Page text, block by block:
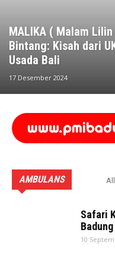
MALIKA ( Malam
Bintang: Kisah dari
Usada Bali
17 Desember 2024
AMBULANS All
Safari
Badung
10